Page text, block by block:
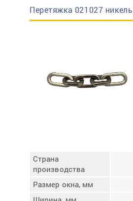
Перетяжка 021027 никель
Страна
производства
Размер окна, мм